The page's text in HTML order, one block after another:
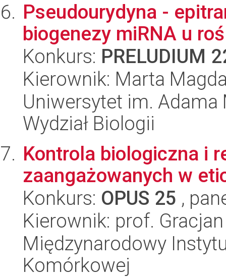
Pseudourydyna -
biogenezy miRNA u
Konkurs: PRELUDIUM
Kierownik: Marta
Uniwersytet im.
Wydział Biologii
Kontrola biologiczna i
zaangażowanych w
Konkurs: OPUS 25 ,
Kierownik: prof.
Międzynarodowy
Komórkowej